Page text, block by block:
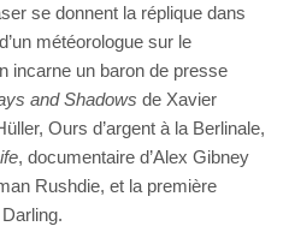
se donnent la réplique dans
météorologue sur le
incarne un baron de presse
and Shadows de Xavier
Ours d’argent à la Berlinale,
, documentaire d’Alex Gibney
Rushdie, et la première
Darling.